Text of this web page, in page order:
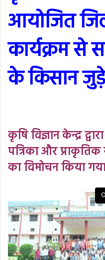
आयोजित
कार्यक्रम से
के किसान
कृषि विज्ञान केन्द्र
पत्रिका और
का विमोचन किया